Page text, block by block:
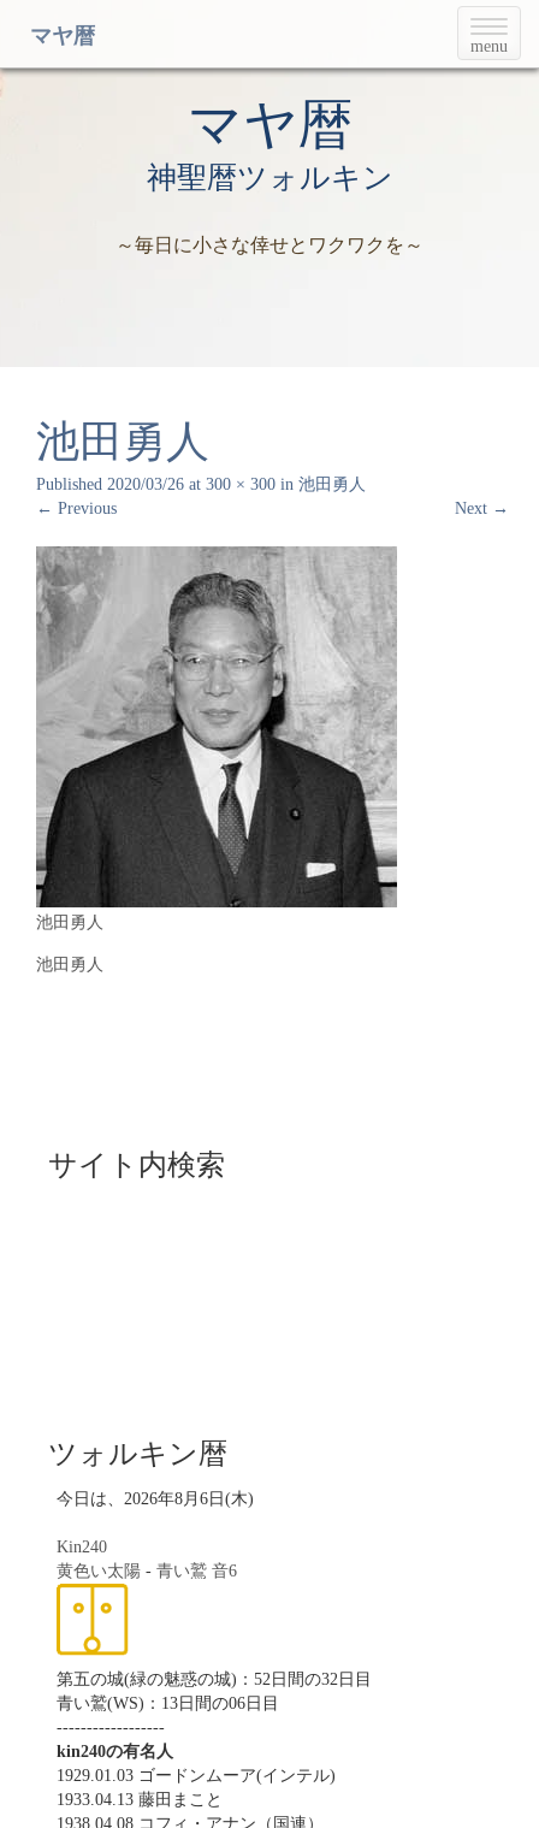
T
o
g
menu
マヤ暦
マヤ暦
神聖暦ツォルキン
～毎日に小さな倖せとワクワクを～
池田勇人
Published 2020/03/26 at 300 × 300 in 池田勇人
← Previous Next →
池田勇人
池田勇人
サイト内検索
ツォルキン暦
今日は、2026年8月6日(木)
Kin240
黄色い太陽 - 青い鷲 音6
第五の城(緑の魅惑の城)：52日間の32日目
青い鷲(WS)：13日間の06日目
------------------
kin240の有名人
1929.01.03 ゴードンムーア(インテル)
1933.04.13 藤田まこと
1938.04.08 コフィ・アナン（国連）